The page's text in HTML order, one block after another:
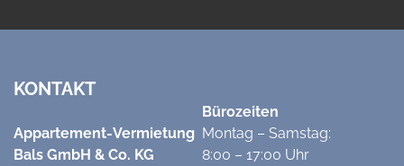
KONTAKT
Appartement-Vermietung
Bals GmbH & Co. KG
Bürozeiten
Montag – Samstag:
8:00 – 17:00 Uhr